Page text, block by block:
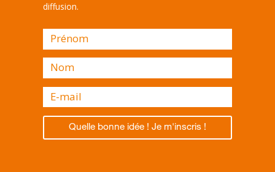
diffusion.
Quelle bonne idée ! Je m'inscris !